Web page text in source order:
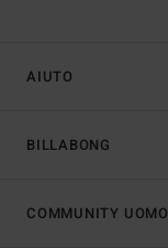
AIUTO
BILLABONG
COMMUNITY UOMO